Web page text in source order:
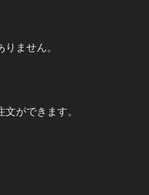
ません。
ができます。